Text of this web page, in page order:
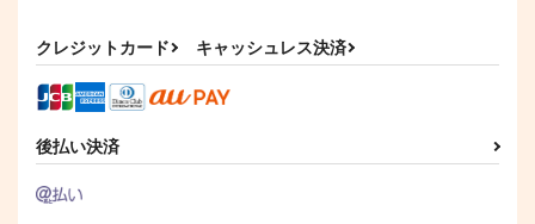
クレジットカード キャッシュレス決済
後払い決済